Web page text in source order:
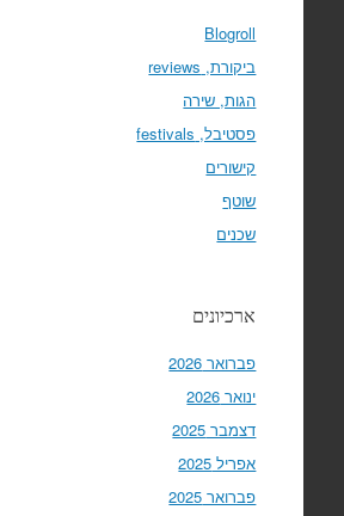
Blogroll
ביקורת, reviews
הגות, שירה
פסטיבל, festivals
קישורים
שוטף
שכנים
ארכיונים
פברואר 2026
ינואר 2026
דצמבר 2025
אפריל 2025
פברואר 2025